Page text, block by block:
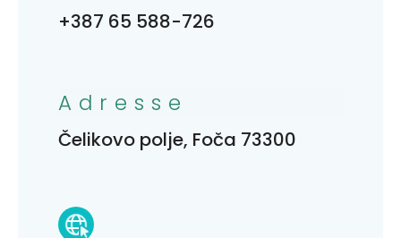
+387 65 588-726
Adresse
Čelikovo polje, Foča 73300